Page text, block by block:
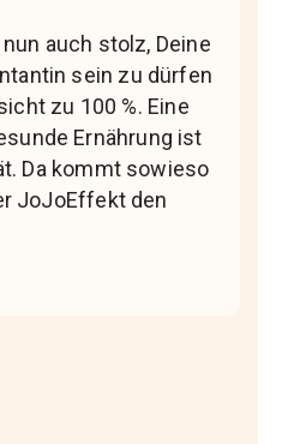
auch stolz, Deine
sein zu dürfen
zu 100 %. Eine
Ernährung ist
Da kommt sowieso
JoJoEffekt den